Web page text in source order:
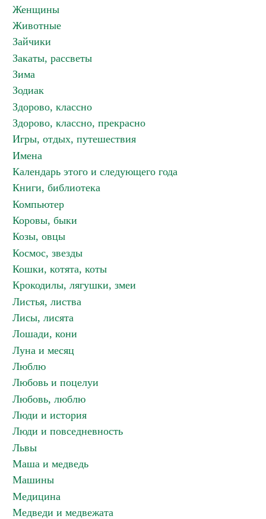
Женщины
Животные
Зайчики
Закаты, рассветы
Зима
Зодиак
Здорово, классно
Здорово, классно, прекрасно
Игры, отдых, путешествия
Имена
Календарь этого и следующего года
Книги, библиотека
Компьютер
Коровы, быки
Козы, овцы
Космос, звезды
Кошки, котята, коты
Крокодилы, лягушки, змеи
Листья, листва
Лисы, лисята
Лошади, кони
Луна и месяц
Люблю
Любовь и поцелуи
Любовь, люблю
Люди и история
Люди и повседневность
Львы
Маша и медведь
Машины
Медицина
Медведи и медвежата